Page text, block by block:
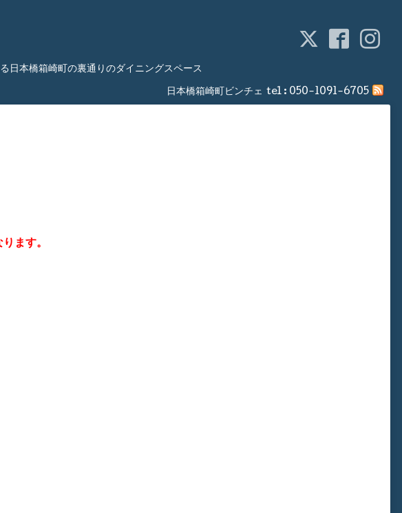
日本橋箱崎町の裏通りのダイニングスペース
日本橋箱崎町ビンチェ tel : 050-1091-6705
ます。